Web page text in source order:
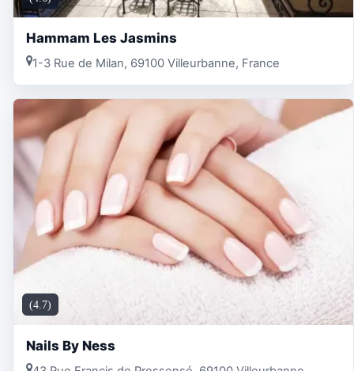
Hammam Les Jasmins
1-3 Rue de Milan, 69100 Villeurbanne, France
(4.7)
Nails By Ness